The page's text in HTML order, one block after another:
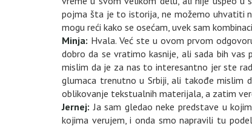
pojma šta je to istorija, ne možemo uhvatiti
mogu reći kako se osećam, uvek sam
Minja: Hvala. Već ste u ovom prvom
dobro da se vratimo kasnije, ali sada bih
mislim da je za nas to interesantno jer ste
glumaca trenutno u Srbiji, ali takođe mislim
oblikovanje tekstualnih materijala, a zatim
Jernej: Ja sam gledao neke predstave u
kojima verujem, i onda smo napravili tu